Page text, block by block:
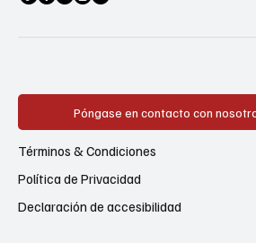
Póngase en contacto con
Política de Privacidad
Términos & Condiciones
Declaración de accesibilidad